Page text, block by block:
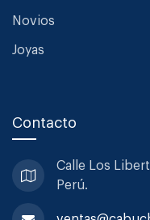
Novios
Joyas
Contacto
Calle Los
Perú.